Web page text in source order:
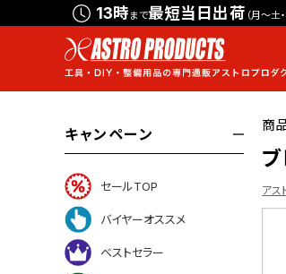
13時まで最短当日出荷 （月～土
キャンペーン
セールTOP
バイヤーオススメ
ベストセラー
商
アス